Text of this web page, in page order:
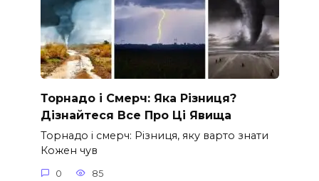
Торнадо і Смерч: Яка Різниця?
Дізнайтеся Все Про Ці Явища
Торнадо і смерч: Різниця, яку варто знати
Кожен чув
0 85